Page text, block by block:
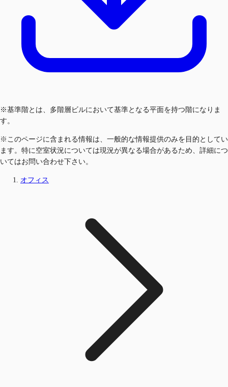
※基準階とは、多階層ビルにおいて基準となる平面を持つ階になりま
す。
※このページに含まれる情報は、一般的な情報提供のみを目的としてい
ます。特に空室状況については現況が異なる場合があるため、詳細につ
いてはお問い合わせ下さい。
オフィス